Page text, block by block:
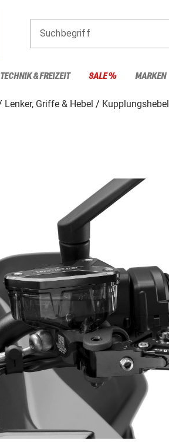
Suchbegriff
TECHNIK & FREIZEIT SALE % MARKEN
Lenker, Griffe & Hebel Kupplungshebel